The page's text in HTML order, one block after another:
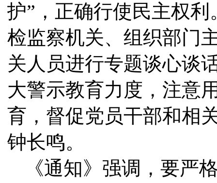
护”，正确行使民主权
检监察机关、组织部门
关人员进行专题谈心谈
大警示教育力度，注意
育，督促党员干部和相
钟长鸣。
《通知》强调，要严